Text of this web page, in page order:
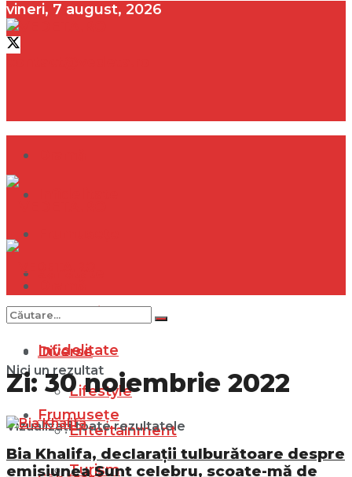
vineri, 7 august, 2026
Internațional
Diverse
Lifestyle
Entertainment
Turism
Infidelitate
Frumusețe
Nici un rezultat
Vizualizați toate rezultatele
Zi:30 noiembrie 2022
Bia Khalifa, declarații tulburătoare despre
emisiunea Sunt celebru, scoate-mă de